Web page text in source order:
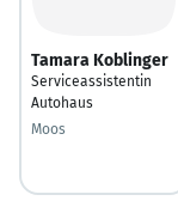
Tamara Koblinger
Serviceassistentin
Autohaus
Moos